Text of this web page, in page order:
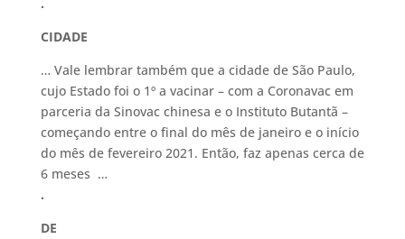
CIDADE
… Vale lembrar também que a cidade de São Paulo,
cujo Estado foi o 1º a vacinar – com a Coronavac em
parceria da Sinovac chinesa e o Instituto Butantã –
começando entre o final do mês de janeiro e o início
do mês de fevereiro 2021. Então, faz apenas cerca de
6 meses …
.
DE